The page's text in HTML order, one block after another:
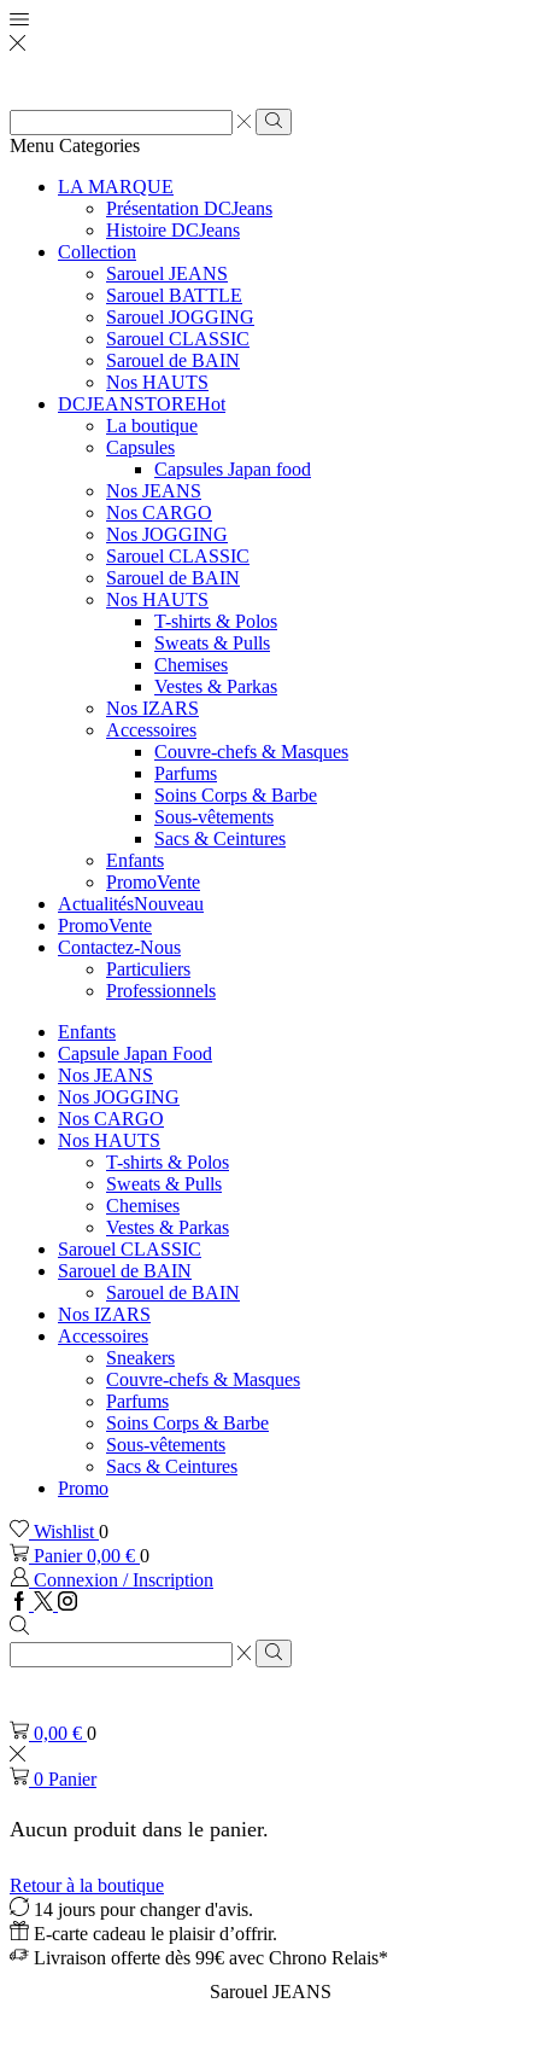
Zone
de
Rechercher
Menu Categories
LA MARQUE
Présentation DCJeans
Histoire DCJeans
Collection
Sarouel JEANS
Sarouel BATTLE
Sarouel JOGGING
Sarouel CLASSIC
Sarouel de BAIN
Nos HAUTS
DCJEANSTOREHot
La boutique
Capsules
Capsules Japan food
Nos JEANS
Nos CARGO
Nos JOGGING
Sarouel CLASSIC
Sarouel de BAIN
Nos HAUTS
T-shirts & Polos
Sweats & Pulls
Chemises
Vestes & Parkas
Nos IZARS
Accessoires
Couvre-chefs & Masques
Parfums
Soins Corps & Barbe
Sous-vêtements
Sacs & Ceintures
Enfants
PromoVente
ActualitésNouveau
PromoVente
Contactez-Nous
Particuliers
Professionnels
Enfants
Capsule Japan Food
Nos JEANS
Nos JOGGING
Nos CARGO
Nos HAUTS
T-shirts & Polos
Sweats & Pulls
Chemises
Vestes & Parkas
Sarouel CLASSIC
Sarouel de BAIN
Sarouel de BAIN
Nos IZARS
Accessoires
Sneakers
Couvre-chefs & Masques
Parfums
Soins Corps & Barbe
Sous-vêtements
Sacs & Ceintures
Promo
Wishlist 0
Panier0,00 € 0
Connexion / Inscription
Facebook
TwitterInstagram
Zone
de
recherche
Rechercher
0,00 € 0
0 Panier
Aucun produit dans le panier.
Retour à la boutique
14 jours pour changer d'avis.
E-carte cadeau le plaisir d’offrir.
Livraison offerte dès 99€ avec Chrono Relais*
Sarouel JEANS